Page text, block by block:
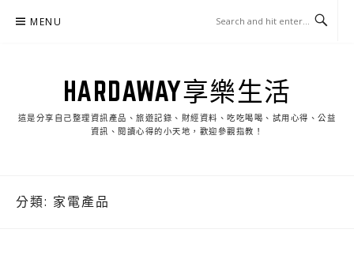
MENU
HARDAWAY享樂生活
這是分享自己整理資訊產品、旅遊記錄、財經資料、吃吃喝喝、試用心得、公益
資訊、閱讀心得的小天地，歡迎參觀指教！
分類: 家電產品